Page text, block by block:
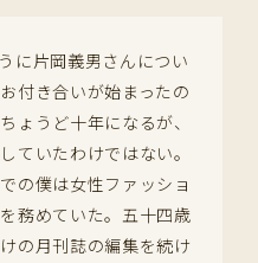
に片岡義男さんについ
付き合いが始まったの
ょうど十年になるが、
ていたわけではない。
の僕は女性ファッショ
務めていた。五十四歳
の月刊誌の編集を続け